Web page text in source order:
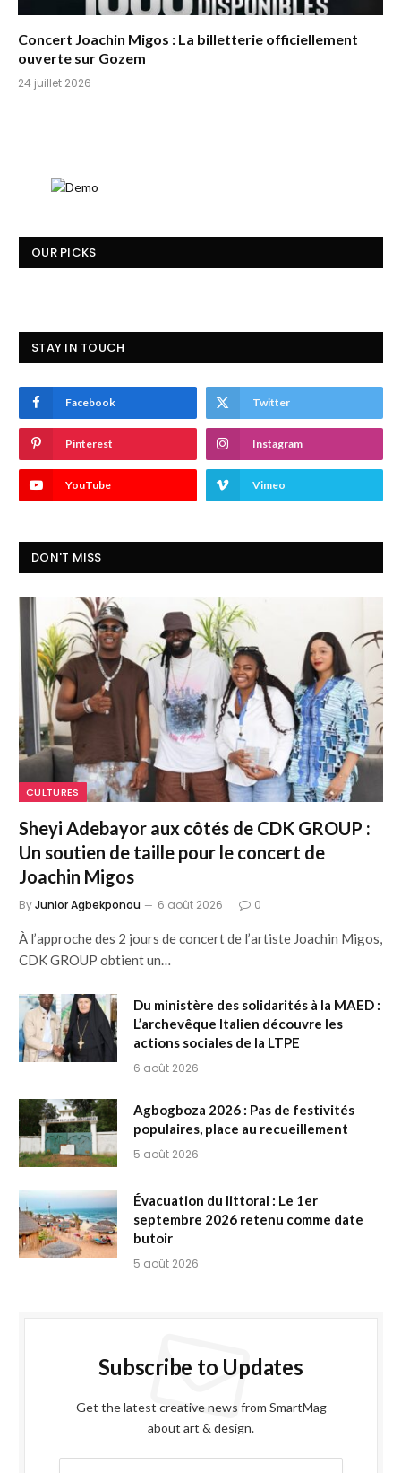
Concert Joachin Migos : La billetterie officiellement
ouverte sur Gozem
24 juillet 2026
OUR PICKS
STAY IN TOUCH
Facebook Twitter
Pinterest Instagram
YouTube Vimeo
DON'T MISS
CULTURES
Sheyi Adebayor aux côtés de CDK GROUP :
Un soutien de taille pour le concert de
Joachin Migos
ByJunior Agbekponou 6 août 2026 0
À l’approche des 2 jours de concert de l’artiste Joachin Migos,
CDK GROUP obtient un…
Du ministère des solidarités à la MAED :
L’archevêque Italien découvre les
actions sociales de la LTPE
6 août 2026
Agbogboza 2026 : Pas de festivités
populaires, place au recueillement
5 août 2026
Évacuation du littoral : Le 1er
septembre 2026 retenu comme date
butoir
5 août 2026
Subscribe to Updates
Get the latest creative news from SmartMag
about art & design.